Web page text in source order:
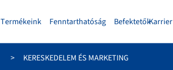
Termékeink Fenntarthatóság BefektetőkKarrier
KERESKEDELEM ÉS MARKETING